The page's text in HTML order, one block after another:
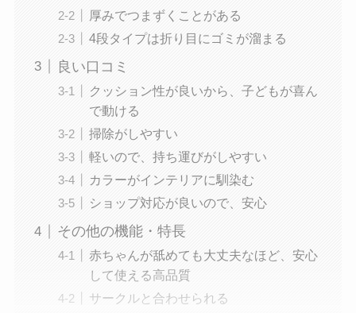
厚みでつまずくことがある
4段タイプは折り目にゴミが溜まる
良い口コミ
クッション性が良いから、子どもが喜ん
で動ける
掃除がしやすい
軽いので、持ち運びがしやすい
カラーがインテリアに馴染む
ショップ対応が良いので、安心
その他の機能・特長
赤ちゃんが舐めても大丈夫なほど、安心
して使える高品質
サークルと合わせられる